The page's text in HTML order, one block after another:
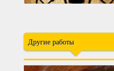
Другие работы